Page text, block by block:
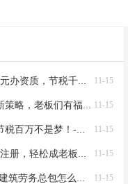
11-15
-上海建筑劳务总包财税优化
11-15
-上海建筑劳务总包核定征收
11-15
海建筑劳务总包财税奖励
11-15
尽-上海建筑劳务总包需要什么资料
11-15
劳务总包怎么代办